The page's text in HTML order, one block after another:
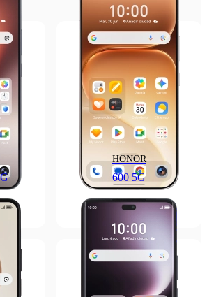
HONOR
600 5G